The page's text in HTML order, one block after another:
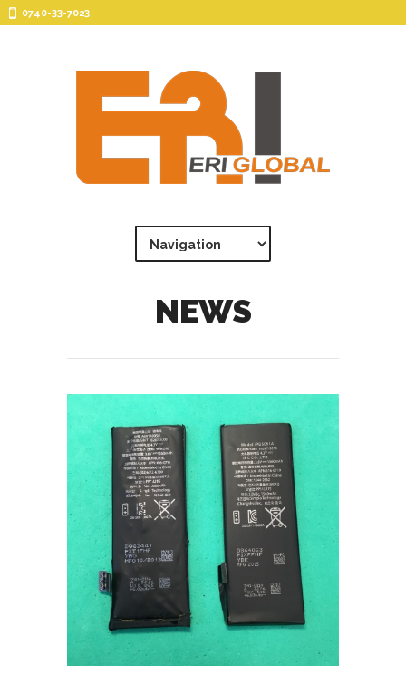
0740-33-7023
NEWS